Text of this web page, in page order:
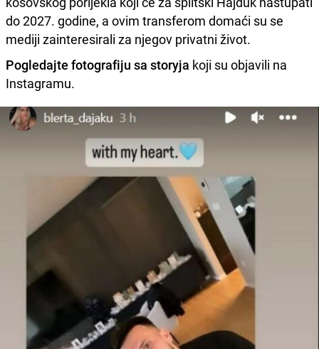
do 2027. godine, a ovim transferom domaći su se
mediji zainteresirali za njegov privatni život.
Pogledajte fotografiju sa storyja koji su objavili na
Instagramu.